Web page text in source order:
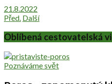
21.8.2022
Před. Další
Oblíbená cestovatelská
Poznáváme svět